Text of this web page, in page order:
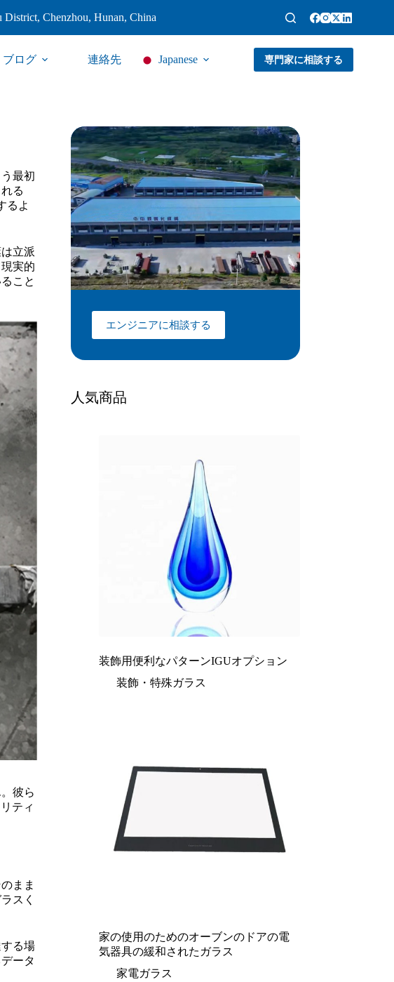
Chenzhou, Hunan, China
ブログ 連絡先 Japanese 専門家に相談する
最初
る
るよ
立派
実的
こと
彼ら
ティ
まま
スく
る場
ータ
エンジニアに相談する
人気商品
装飾用便利なパターンIGUオプション
装飾・特殊ガラス
家の使用のためのオーブンのドアの電
気器具の緩和されたガラス
家電ガラス